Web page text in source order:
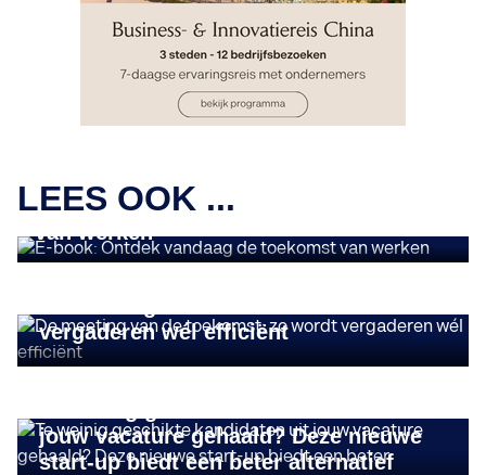
LEES OOK ...
E-book: Ontdek vandaag de toekomst
van werken
vergaderen wél efficiënt
jouw vacature gehaald? Deze nieuwe
start-up biedt een beter alternatief